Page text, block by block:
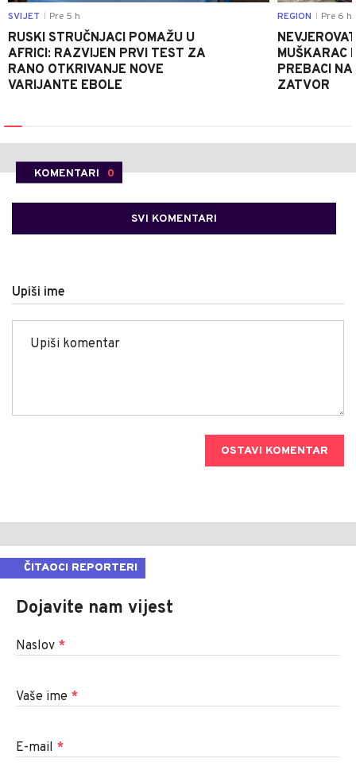
SVIJET Pre 5 h
RUSKI STRUČNJACI POMAŽU U
AFRICI: RAZVIJEN PRVI TEST ZA
RANO OTKRIVANJE NOVE
VARIJANTE EBOLE
REGION Pre 6 h
MUŠKARAC
PREBACI
ZATVOR
KOMENTARI 0
SVI KOMENTARI
Upiši ime
OSTAVI KOMENTAR
ČITAOCI REPORTERI
Dojavite nam vijest
Naslov *
Vaše ime *
E-mail *